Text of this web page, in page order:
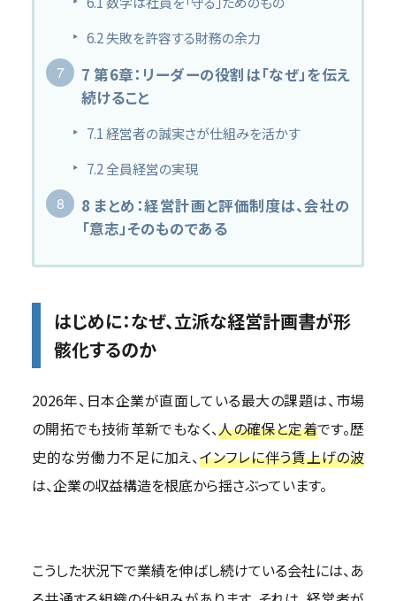
6.2失敗を許容する財務の余力
7 第6章：リーダーの役割は「なぜ」を伝え
続けること
7.1経営者の誠実さが仕組みを活かす
7.2全員経営の実現
8 まとめ：経営計画と評価制度は、会社の
「意志」そのものである
はじめに：なぜ、立派な経営計画書が形
骸化するのか
2026年、日本企業が直面している最大の課題は、市場
の開拓でも技術革新でもなく、人の確保と定着です。歴
史的な労働力不足に加え、インフレに伴う賃上げの波
は、企業の収益構造を根底から揺さぶっています。
こうした状況下で業績を伸ばし続けている会社には、あ